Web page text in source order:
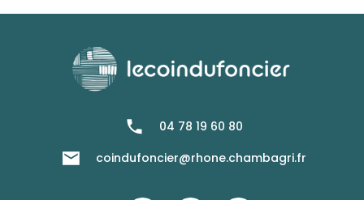
04 78 19 60 80
coindufoncier@rhone.chambagri.fr